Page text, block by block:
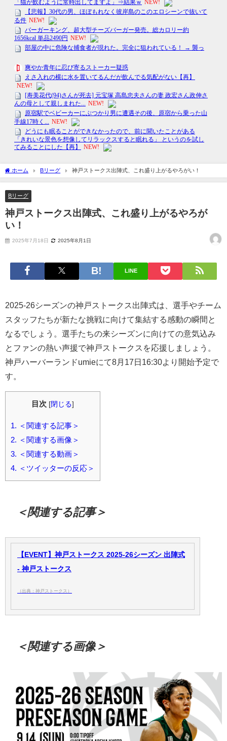
ホーム Bリーグ 神戸ストークス出陣式、これ盛り上がるやろがい！
Bリーグ
神戸ストークス出陣式、これ盛り上がるやろが
い！
2025年7月18日 2025年8月1日
LINE
2025-26シーズンの神戸ストークス出陣式は、選手やチーム
スタッフたちが新たな挑戦に向けて集結する感動の瞬間と
なるでしょう。選手たちの来シーズンに向けての意気込み
とファンの熱い声援で神戸ストークスを応援しましょう。
神戸ハーバーランドumieにて8月17日16:30より開始予定で
す。
目次 [閉じる]
1. ＜関連する記事＞
2. ＜関連する画像＞
3. ＜関連する動画＞
4. ＜ツイッターの反応＞
＜関連する記事＞
【EVENT】神戸ストークス 2025-26シーズン 出陣式
- 神戸ストークス
（出典：神戸ストークス）
＜関連する画像＞